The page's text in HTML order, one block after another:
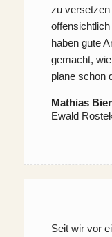
zu versetzen
haben gute
gemacht,
plane schon
Mathias
Ewald
Seit wir vor